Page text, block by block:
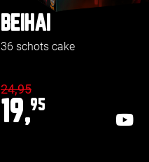
BEIHAI
36 schots cake
24,95
19,95